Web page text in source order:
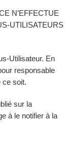
N’EFFECTUE
UTILISATEURS
Utilisateur. En
responsable
ce soit.
sur la
à le notifier à la